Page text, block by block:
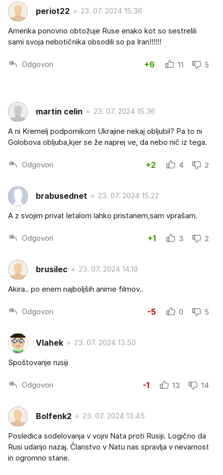
periot22 23. 07. 2024 15.36
Amerika ponovno obtožuje Ruse enako kot so sestrelili
sami svoja nebotičnika obsodili so pa Iran!!!!!!
Odgovori +6 11 5
martin celin 23. 07. 2024 15.36
A ni Kremelj podpornikom Ukrajine nekaj obljubil? Pa to ni
Golobova obljuba,kjer se že naprej ve, da nebo nič iz tega.
Odgovori +2 4 2
brabusednet 23. 07. 2024 15.22
A z svojim privat letalom lahko pristanem,sam vprašam.
Odgovori +1 3 2
brusilec 23. 07. 2024 14.19
Akira.. po enem najboljših anime filmov..
Odgovori -5 0 5
Vlahek 23. 07. 2024 13.50
Spoštovanje rusiji
Odgovori -1 13 14
Bolfenk2 23. 07. 2024 13.45
Posledica sodelovanja v vojni Nata proti Rusiji. Logično da
Rusi udarijo nazaj. Članstvo v Natu nas spravlja v nevarnost
in ogromno stane.